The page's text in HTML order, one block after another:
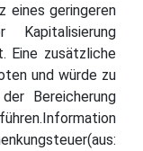
eines geringeren
Eine zusätzliche
und würde zu
Bereicherung